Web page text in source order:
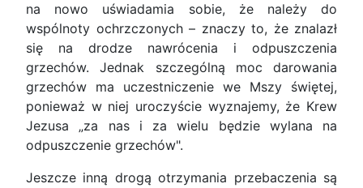
na nowo uświadamia sobie, że należy do
wspólnoty ochrzczonych – znaczy to, że znalazł
się na dro­dze nawrócenia i odpuszczenia
grzechów. Jednak szczególną moc darowania
grzechów ma uczest­niczenie we Mszy świętej,
ponieważ w niej uroczy­ście wyznajemy, że Krew
Jezusa „za nas i za wielu będzie wylana na
odpuszczenie grzechów".
Jeszcze inną drogą otrzymania przebaczenia są